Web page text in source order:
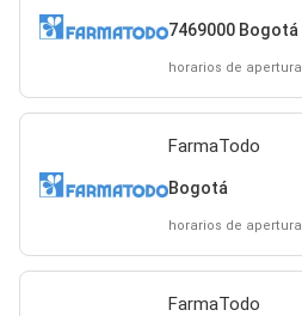
7469000 Bogotá
horarios de apertura
FarmaTodo
Bogotá
horarios de apertura
FarmaTodo